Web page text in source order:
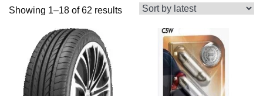
Showing 1–18 of 62 results